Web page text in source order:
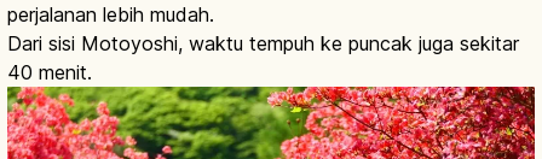
perjalanan lebih mudah.
Dari sisi Motoyoshi, waktu tempuh ke puncak juga sekitar
40 menit.